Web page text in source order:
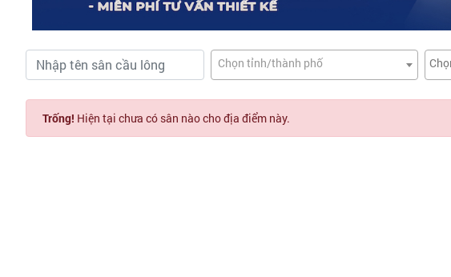
Chọn tỉnh/thành phố
Trống! Hiện tại chưa có sân nào cho địa điểm này.